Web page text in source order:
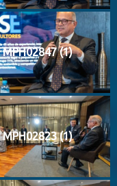
MPH02847 (1)
MPH02823 (1)